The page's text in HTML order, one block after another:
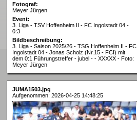
Fotograf:
Meyer Jürgen
Event:
3. Liga - TSV Hoffenheim II - FC Ingolstadt 04 -
0:3
Bildbeschreibung:
3. Liga - Saison 2025/26 - TSG Hoffenheim II - FC
Ingolstadt 04 - Jonas Scholz (Nr.15 - FCI) mit
dem 0:1 Führungstreffer - jubel - - XXXXX - Foto:
Meyer Jürgen
JUMA1503.jpg
Aufgenommen: 2026-04-25 14:48:25